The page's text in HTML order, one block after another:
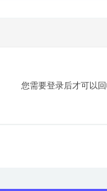
您需要登录后才可以